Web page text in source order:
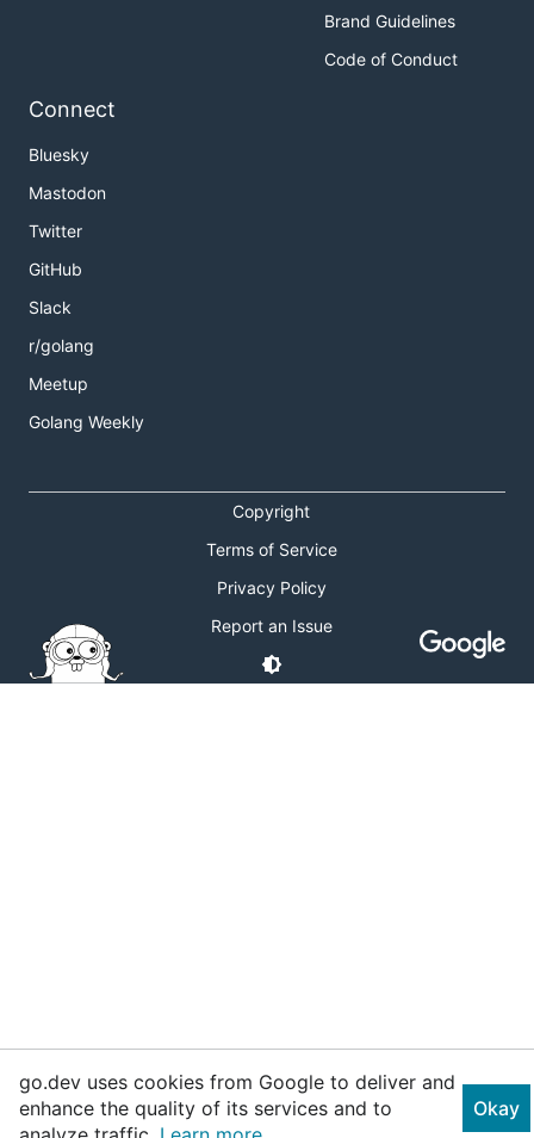
Brand Guidelines
Code of Conduct
Connect
Bluesky
Mastodon
Twitter
GitHub
Slack
r/golang
Meetup
Golang Weekly
Copyright
Terms of Service
Privacy Policy
Report an Issue
go.dev uses cookies from Google to deliver and
enhance the quality of its services and to
Okay